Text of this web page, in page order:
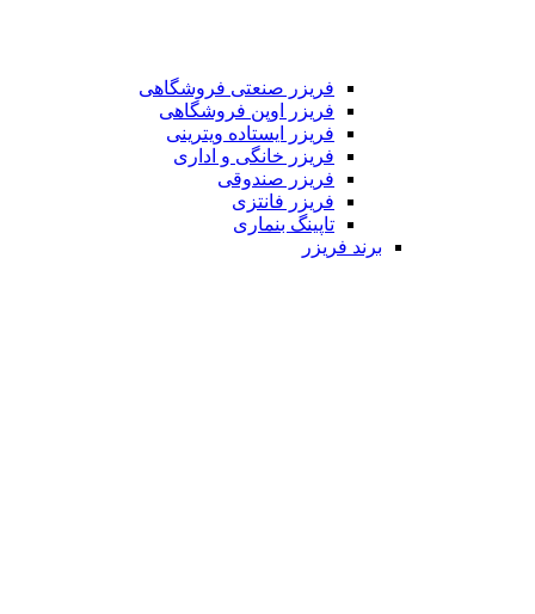
فریزر صنعتی فروشگاهی
فریزر اوپن فروشگاهی
فریزر ایستاده ویترینی
فریزر خانگی و اداری
فریزر صندوقی
فریزر فانتزی
تاپینگ بنماری
برند فریزر